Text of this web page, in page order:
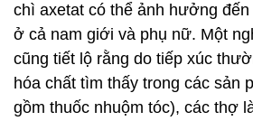
chì axetat có thể ảnh hưởng
ở cả nam giới và phụ nữ. Một
cũng tiết lộ rằng do tiếp xúc
hóa chất tìm thấy trong các sản
gồm thuốc nhuộm tóc), các thợ